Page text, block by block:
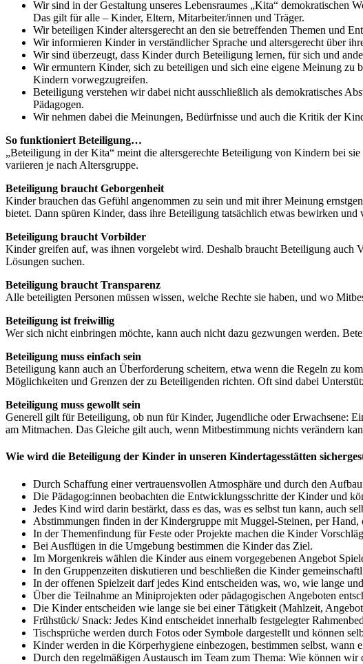
Wir sind in der Gestaltung unseres Lebensraumes „Kita“ demokratischen
Das gilt für alle – Kinder, Eltern, Mitarbeiter/innen und Träger.
Wir beteiligen Kinder altersgerecht an den sie betreffenden Themen und
Wir informieren Kinder in verständlicher Sprache und altersgerecht über
Wir sind überzeugt, dass Kinder durch Beteiligung lernen, für sich und
Wir ermuntern Kinder, sich zu beteiligen und sich eine eigene Meinung
Kindern vorwegzugreifen.
Beteiligung verstehen wir dabei nicht ausschließlich als demokratisches
Pädagogen.
Wir nehmen dabei die Meinungen, Bedürfnisse und auch die Kritik der
So funktioniert Beteiligung…
„Beteiligung in der Kita“ meint die altersgerechte Beteiligung von Kindern bei
variieren je nach Altersgruppe.
Beteiligung braucht Geborgenheit
Kinder brauchen das Gefühl angenommen zu sein und mit ihrer Meinung
bietet. Dann spüren Kinder, dass ihre Beteiligung tatsächlich etwas bewirken und
Beteiligung braucht Vorbilder
Kinder greifen auf, was ihnen vorgelebt wird. Deshalb braucht Beteiligung auch
Lösungen suchen.
Beteiligung braucht Transparenz
Alle beteiligten Personen müssen wissen, welche Rechte sie haben, und wo
Beteiligung ist freiwillig
Wer sich nicht einbringen möchte, kann auch nicht dazu gezwungen werden.
Beteiligung muss einfach sein
Beteiligung kann auch an Überforderung scheitern, etwa wenn die Regeln zu
Möglichkeiten und Grenzen der zu Beteiligenden richten. Oft sind dabei
Beteiligung muss gewollt sein
Generell gilt für Beteiligung, ob nun für Kinder, Jugendliche oder Erwachsene:
am Mitmachen. Das Gleiche gilt auch, wenn Mitbestimmung nichts verändern
Wie wird die Beteiligung der Kinder in unseren Kindertagesstätten
Durch Schaffung einer vertrauensvollen Atmosphäre und durch den
Die Pädagog:innen beobachten die Entwicklungsschritte der Kinder und
Jedes Kind wird darin bestärkt, dass es das, was es selbst tun kann, auch
Abstimmungen finden in der Kindergruppe mit Muggel-Steinen, per
In der Themenfindung für Feste oder Projekte machen die Kinder
Bei Ausflügen in die Umgebung bestimmen die Kinder das Ziel.
Im Morgenkreis wählen die Kinder aus einem vorgegebenen Angebot
In den Gruppenzeiten diskutieren und beschließen die Kinder
In der offenen Spielzeit darf jedes Kind entscheiden was, wo, wie lange
Über die Teilnahme an Miniprojekten oder pädagogischen Angeboten
Die Kinder entscheiden wie lange sie bei einer Tätigkeit (Mahlzeit,
Frühstück/ Snack: Jedes Kind entscheidet innerhalb festgelegter
Tischsprüche werden durch Fotos oder Symbole dargestellt und können
Kinder werden in die Körperhygiene einbezogen, bestimmen selbst,
Durch den regelmäßigen Austausch im Team zum Thema: Wie können